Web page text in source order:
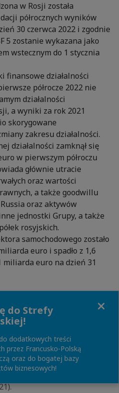
w Rosji została
półrocznych wyników
30 czerwca 2022 i zgodnie
5 zostanie wykazana jako
wstecznym do 1 stycznia
finansowe działalności
półrocze 2022 nie
działalności
a wyniki za rok 2021
skorygowane
zakresu działalności.
działalności zamknął się
w pierwszym półroczu
głównie utracie
oraz wartości
a także goodwillu
oraz aktywów
jednostki Grupy, a także
rosyjskich.
samochodowego zostało
euro i spadło z 1,6
miliarda euro na dzień 31
wyniosły 21,121 miliarda
porównaniu z pierwszym
referencyjnym kursie
Straty kursowe są związane
tureckiej liry.
wyniosły 19,574
w porównaniu z
do Strefy
dodatkowych treści
przez Francusko-Polską
oraz do bogatej bazy
biznesowych!